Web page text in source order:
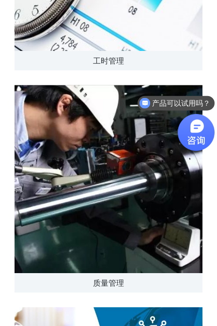
工时管理
质量管理
产品可以试用吗？
软件有折扣吗？